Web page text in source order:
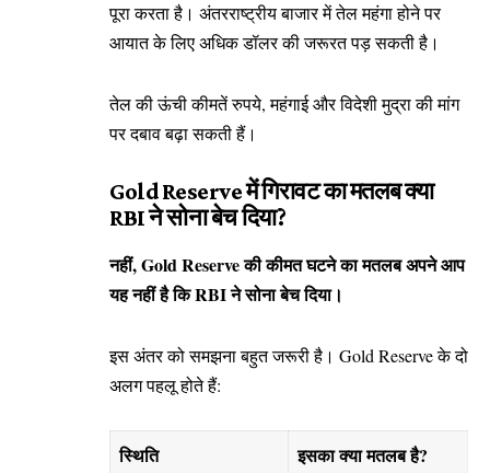
पूरा करता है। अंतरराष्ट्रीय बाजार में तेल महंगा होने पर
आयात के लिए अधिक डॉलर की जरूरत पड़ सकती है।
तेल की ऊंची कीमतें रुपये, महंगाई और विदेशी मुद्रा की मांग
पर दबाव बढ़ा सकती हैं।
Gold Reserve में गिरावट का मतलब क्या
RBI ने सोना बेच दिया?
नहीं, Gold Reserve की कीमत घटने का मतलब अपने आप
यह नहीं है कि RBI ने सोना बेच दिया।
इस अंतर को समझना बहुत जरूरी है। Gold Reserve के दो
अलग पहलू होते हैं:
स्थिति इसका क्या मतलब है?